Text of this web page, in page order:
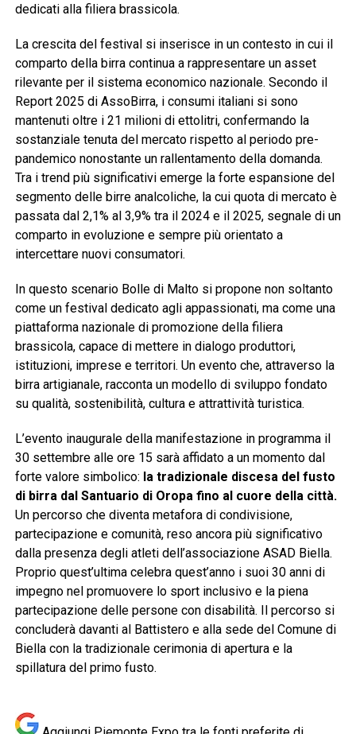
dedicati alla filiera brassicola.
La crescita del festival si inserisce in un contesto in cui il
comparto della birra continua a rappresentare un asset
rilevante per il sistema economico nazionale. Secondo il
Report 2025 di AssoBirra, i consumi italiani si sono
mantenuti oltre i 21 milioni di ettolitri, confermando la
sostanziale tenuta del mercato rispetto al periodo pre-
pandemico nonostante un rallentamento della domanda.
Tra i trend più significativi emerge la forte espansione del
segmento delle birre analcoliche, la cui quota di mercato è
passata dal 2,1% al 3,9% tra il 2024 e il 2025, segnale di un
comparto in evoluzione e sempre più orientato a
intercettare nuovi consumatori.
In questo scenario Bolle di Malto si propone non soltanto
come un festival dedicato agli appassionati, ma come una
piattaforma nazionale di promozione della filiera
brassicola, capace di mettere in dialogo produttori,
istituzioni, imprese e territori. Un evento che, attraverso la
birra artigianale, racconta un modello di sviluppo fondato
su qualità, sostenibilità, cultura e attrattività turistica.
L’evento inaugurale della manifestazione in programma il
30 settembre alle ore 15 sarà affidato a un momento dal
forte valore simbolico: la tradizionale discesa del fusto
di birra dal Santuario di Oropa fino al cuore della città.
Un percorso che diventa metafora di condivisione,
partecipazione e comunità, reso ancora più significativo
dalla presenza degli atleti dell’associazione ASAD Biella.
Proprio quest’ultima celebra quest’anno i suoi 30 anni di
impegno nel promuovere lo sport inclusivo e la piena
partecipazione delle persone con disabilità. Il percorso si
concluderà davanti al Battistero e alla sede del Comune di
Biella con la tradizionale cerimonia di apertura e la
spillatura del primo fusto.